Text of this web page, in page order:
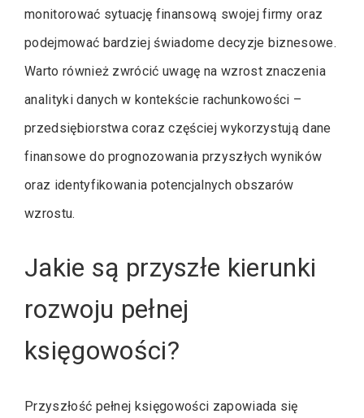
monitorować sytuację finansową swojej firmy oraz
podejmować bardziej świadome decyzje biznesowe.
Warto również zwrócić uwagę na wzrost znaczenia
analityki danych w kontekście rachunkowości –
przedsiębiorstwa coraz częściej wykorzystują dane
finansowe do prognozowania przyszłych wyników
oraz identyfikowania potencjalnych obszarów
wzrostu.
Jakie są przyszłe kierunki
rozwoju pełnej
księgowości?
Przyszłość pełnej księgowości zapowiada się